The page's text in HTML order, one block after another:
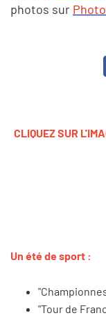
photos sur
CLIQUEZ SUR
Un été de sport :
"Tour de